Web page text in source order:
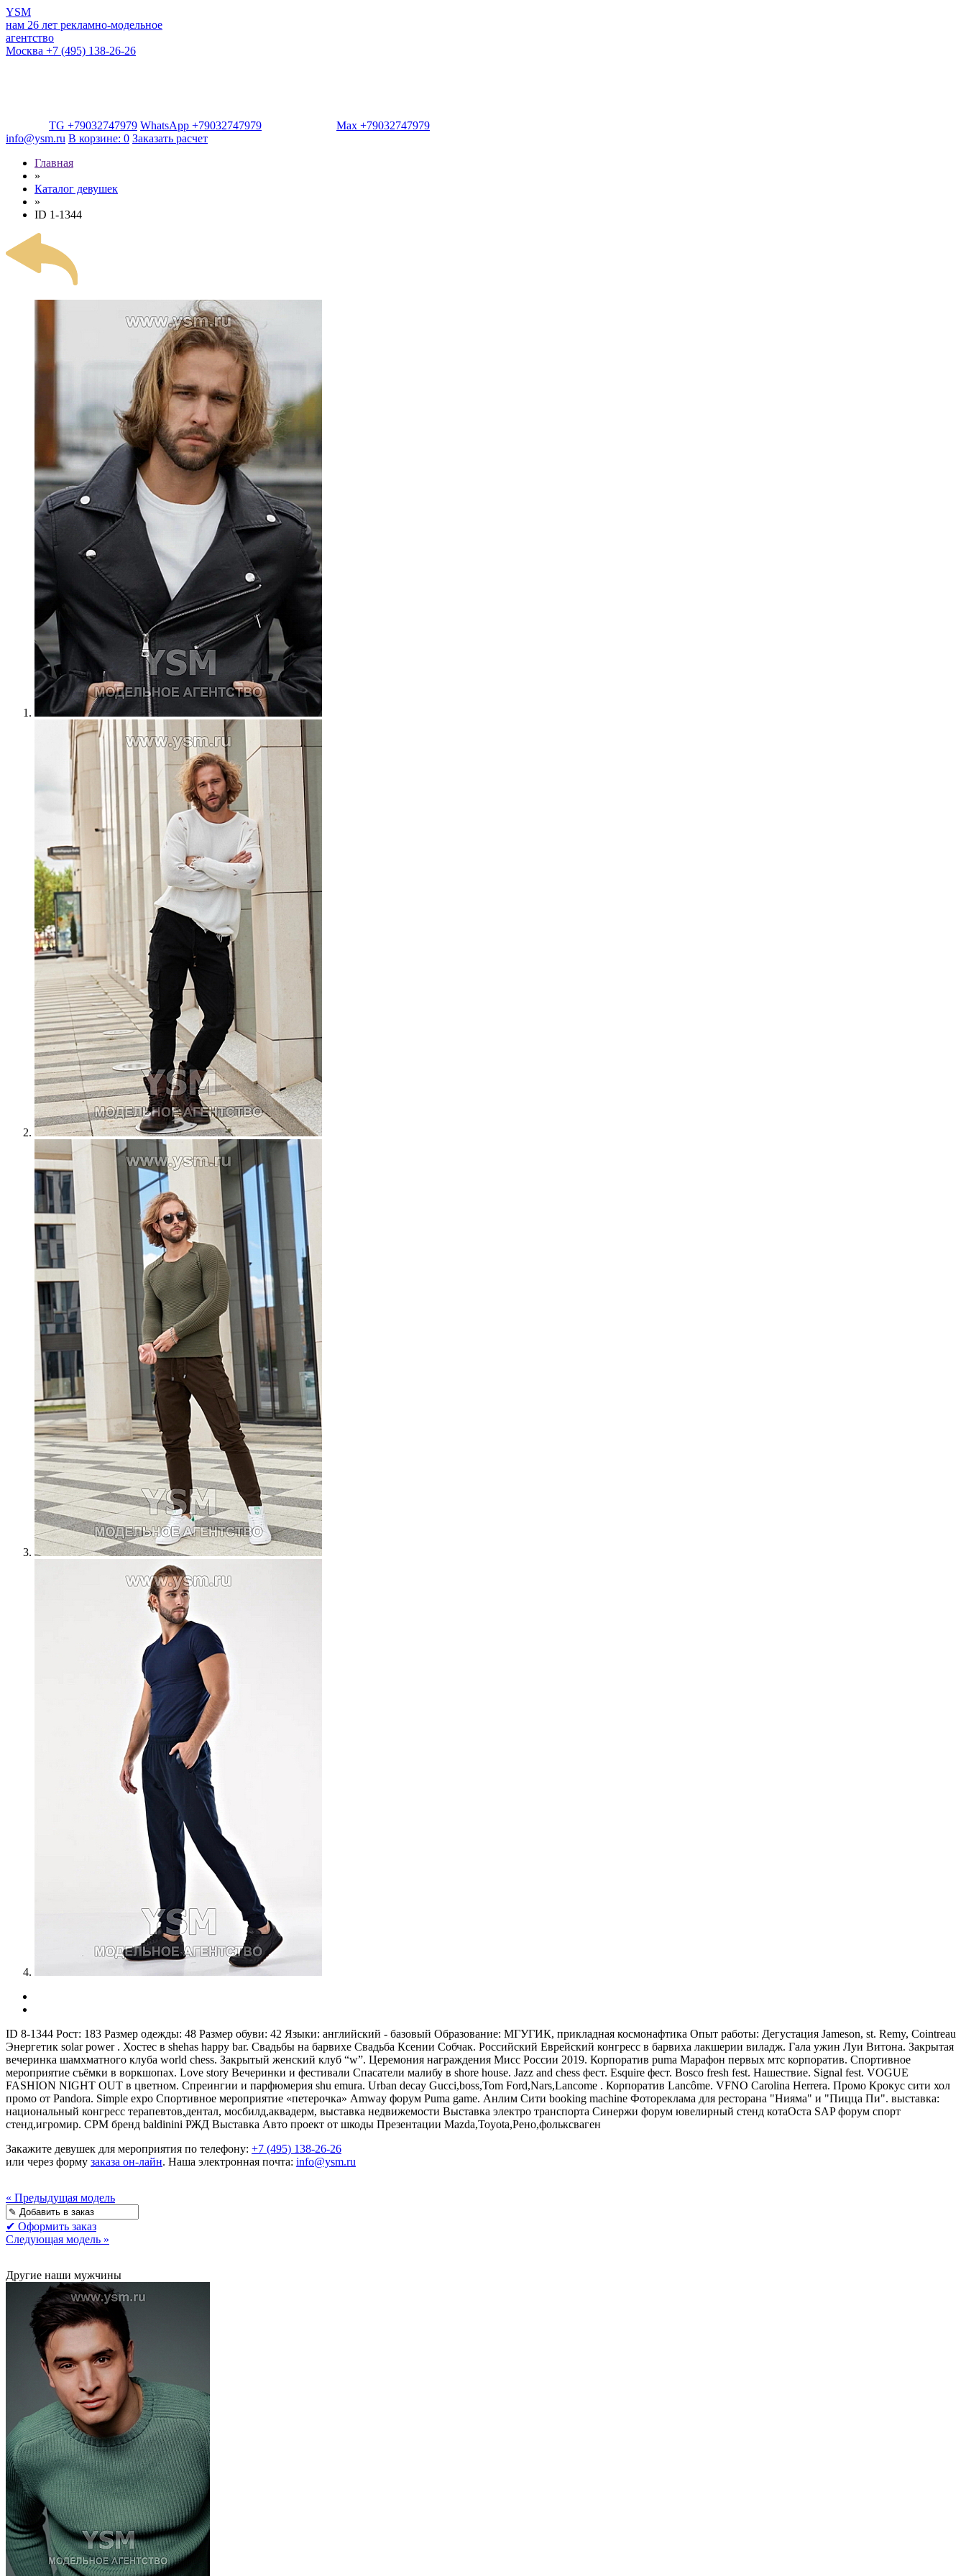
YSM
нам 26 лет рекламно-модельное
агентство
Москва +7 (495) 138-26-26
TG +79032747979 WhatsApp +79032747979
Max +79032747979
info@ysm.ru В корзине: 0 Заказать расчет
Главная
»
Каталог девушек
»
ID 1-1344
ID 8-1344 Рост: 183 Размер одежды: 48 Размер обуви: 42 Языки: английский - базовый Образование: МГУГИК, прикладная космонафтика Опыт работы: Дегустация Jameson, st. Remy, Cointreau
Энергетик solar power . Хостес в shehas happy bar. Свадьбы на барвихе Свадьба Ксении Собчак. Российский Еврейский конгресс в барвиха лакшерии виладж. Гала ужин Луи Витона. Закрытая
вечеринка шамхматного клуба world chess. Закрытый женский клуб “w”. Церемония награждения Мисс России 2019. Корпоратив puma Марафон первых мтс корпоратив. Спортивное
мероприятие съёмки в воркшопах. Love story Вечеринки и фестивали Спасатели малибу в shore house. Jazz and chess фест. Esquire фест. Bosco fresh fest. Нашествие. Signal fest. VOGUE
FASHION NIGHT OUT в цветном. Спреингии и парфюмерия shu emura. Urban decay Gucci,boss,Tom Ford,Nars,Lancome . Корпоратив Lancôme. VFNO Carolina Herrera. Промо Крокус сити хол
промо от Pandora. Simple expo Спортивное мероприятие «петерочка» Amway форум Puma game. Анлим Сити booking machine Фотореклама для ресторана "Нияма" и "Пицца Пи". выставка:
национальный конгресс терапевтов,дентал, мосбилд,аквадерм, выставка недвижемости Выставка электро транспорта Синержи форум ювелирный стенд котаОста SAP форум спорт
стенд,игромир. CPM бренд baldinini РЖД Выставка Авто проект от шкоды Презентации Mazda,Toyota,Рено,фольксваген
Закажите девушек для мероприятия по телефону: +7 (495) 138-26-26
или через форму заказа он-лайн. Наша электронная почта: info@ysm.ru
« Предыдущая модель
✔ Оформить заказ
Следующая модель »
Другие наши мужчины